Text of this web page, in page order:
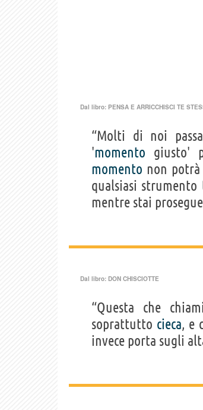
Dal libro: PENSA E ARRICCHISCI TE
“Molti di noi
'momento giusto'
momento non
qualsiasi strumento
mentre stai
Dal libro: DON CHISCIOTTE
“Questa che
soprattutto cieca, e
invece porta sugli